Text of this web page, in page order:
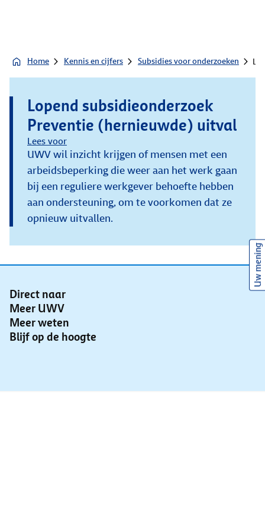
Home Kennis en cijfers Subsidies voor onderzoeken
Lopend subsidieonderzoek
Preventie (hernieuwde) uitval
Lees voor
UWV wil inzicht krijgen of mensen met een
arbeidsbeperking die weer aan het werk gaan
bij een reguliere werkgever behoefte hebben
aan ondersteuning, om te voorkomen dat ze
opnieuw uitvallen.
Direct naar
Meer UWV
Meer weten
Blijf op de hoogte
Uw mening